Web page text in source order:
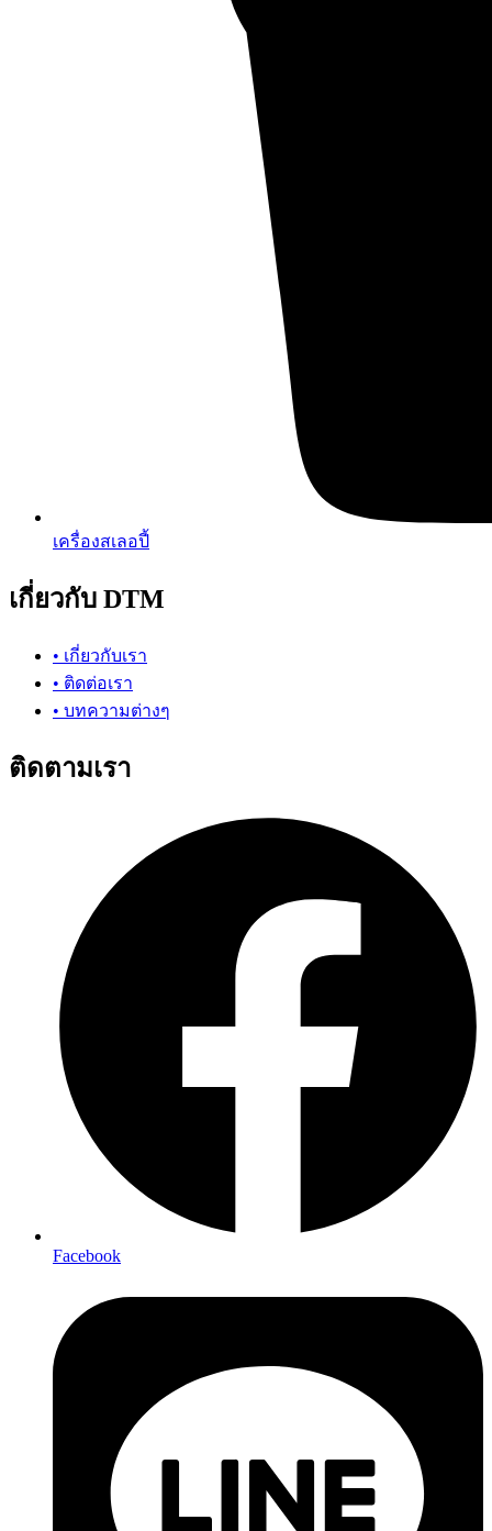
เครื่องสเลอปี้
เกี่ยวกับ DTM
• เกี่ยวกับเรา
• ติดต่อเรา
• บทความต่างๆ
ติดตามเรา
Facebook